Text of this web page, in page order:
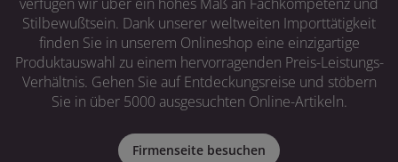
Stilbewußtsein. Dank unserer weltweiten Importtätigkeit
finden Sie in unserem Onlineshop eine einzigartige
Produktauswahl zu einem hervorragenden Preis-Leistungs-
Verhältnis. Gehen Sie auf Entdeckungsreise und stöbern
Sie in über 5000 ausgesuchten Online-Artikeln.
Firmenseite besuchen